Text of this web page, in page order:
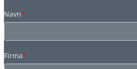
Navn*
Firma*